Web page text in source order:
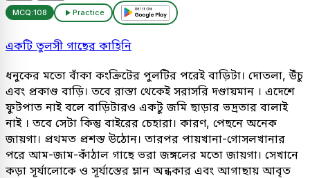
MCQ:108 Practice
একটি তুলসী গাছের কাহিনি
ধনুকের মতো বাঁকা কংক্রিটের পুলটির পরেই বাড়িটা। দোতলা, উঁচু
এবং প্রকাণ্ড বাড়ি। তবে রাস্তা থেকেই সরাসরি দণ্ডায়মান । এদেশে
ফুটপাত নাই বলে বাড়িটারও একটু জমি ছাড়ার ভদ্রতার বালাই
নাই । তবে সেটা কিন্তু বাইরের চেহারা। কারণ, পেছনে অনেক
জায়গা। প্রথমত প্রশস্ত উঠোন। তারপর পায়খানা-গোসলখানার
পরে আম-জাম-কাঁঠাল গাছে ভরা জঙ্গলের মতো জায়গা। সেখানে
কড়া সূর্যালোকে ও সূর্যাস্তের ম্লান অন্ধকার এবং আগাছায় আবৃত